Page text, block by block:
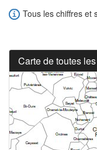
Tous les chiffres et
Carte de toutes